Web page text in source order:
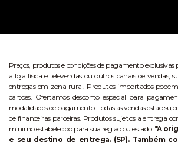
Preços, produtos e condições de pagamento
a loja física e televendas ou outros canais de vendas,
entregas em zona rural. Produtos importados
cartões. Ofertamos desconto especial para
modalidades de pagamento. Todas as vendas estão
de financeiras parceiras. Produtos sujeitos a entrega
mínimo estabelecido para sua região ou estado. *A
e seu destino de entrega. (SP). Também